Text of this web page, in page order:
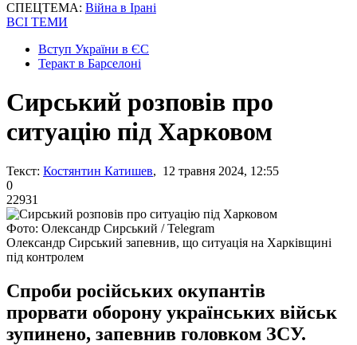
СПЕЦТЕМА: Війна в Ірані
ВСІ ТЕМИ
Вступ України в ЄС
Теракт в Барселоні
Сирський розповів про
ситуацію під Харковом
Текст: Костянтин Катишев, 12 травня 2024, 12:55
0
22931
Фото: Олександр Сирський / Telegram
Олександр Сирський запевнив, що ситуація на Харківщині
під контролем
Спроби російських окупантів
прорвати оборону українських військ
зупинено, запевнив головком ЗСУ.